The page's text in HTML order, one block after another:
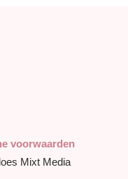
voorwaarden
Mixt Media